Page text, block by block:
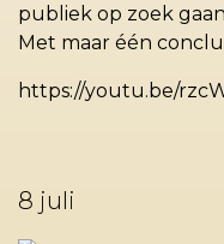
publiek op zoek
Met maar één
https://youtu.be/
8 juli